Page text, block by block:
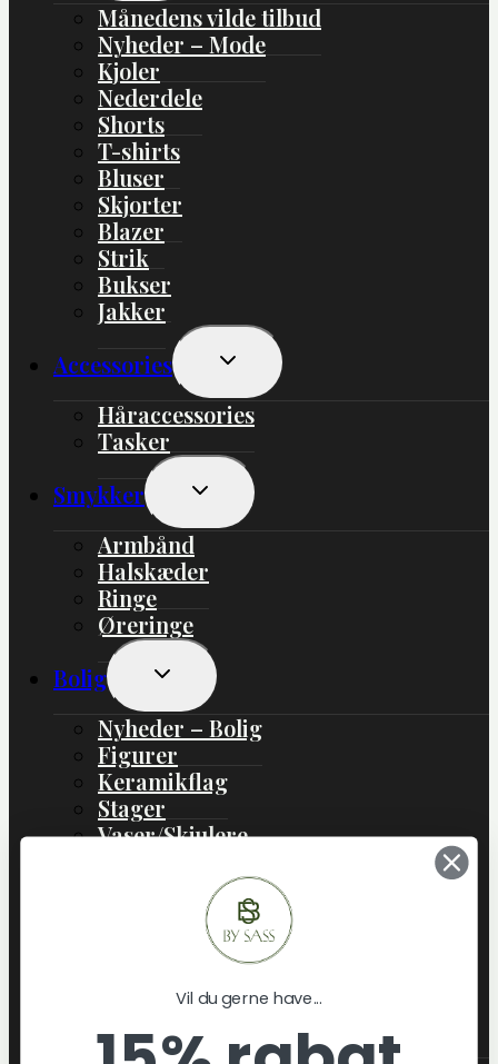
Månedens vilde tilbud
Nyheder – Mode
Kjoler
Nederdele
Shorts
T-shirts
Bluser
Skjorter
Blazer
Strik
Bukser
Jakker
Accessories
Skift
Undermenu
Håraccessories
Tasker
Smykker
Skift
Undermenu
Armbånd
Halskæder
Ringe
Øreringe
Bolig
Skift
Undermenu
Nyheder – Bolig
Figurer
Keramikflag
Stager
Vaser/Skjulere
Boligtekstil
Undermenu
Vil du gerne have...